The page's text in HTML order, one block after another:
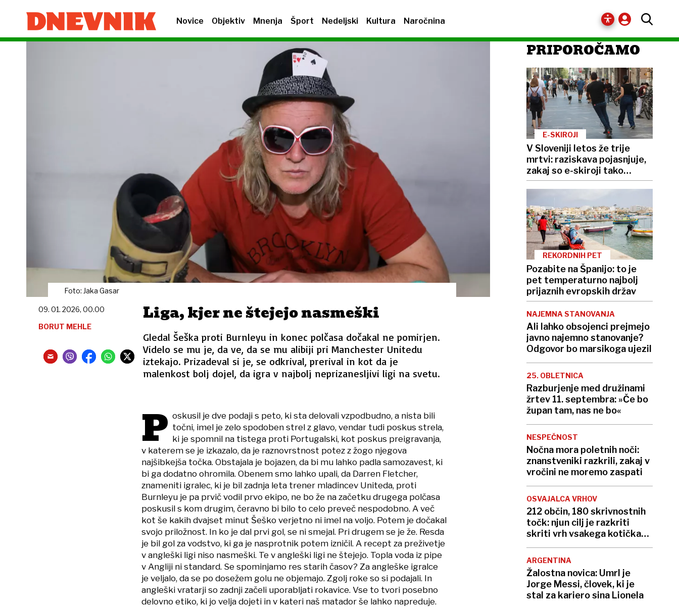
Novice Objektiv Mnenja Šport Nedeljski Kultura Naročnina
Foto: Jaka Gasar
Liga, kjer ne štejejo nasmeški
Gledal Šeška proti Burnleyu in konec polčasa dočakal ne pomirjen.
Videlo se mu je, da ve, da se mu alibiji pri Manchester Unitedu
iztekajo. Prizadeval si je, se odkrival, prerival in kot da je
malenkost bolj dojel, da igra v najbolj neprizanesljivi ligi na svetu.
09. 01. 2026, 00.00
BORUT MEHLE
P oskusil je dve podaji s peto, ki sta delovali vzpodbudno, a nista bili
točni, imel je zelo spodoben strel z glavo, vendar tudi poskus strela,
ki je spomnil na tistega proti Portugalski, kot poskus preigravanja,
v katerem se je izkazalo, da je raznovrstnost potez z žogo njegova
najšibkejša točka. Obstajala je bojazen, da bi mu lahko padla samozavest, ki
bi ga dodatno ohromila. Obenem smo lahko upali, da Darren Fletcher,
znameniti igralec, ki je bil zadnja leta trener mladincev Uniteda, proti
Burnleyu je pa prvič vodil prvo ekipo, ne bo že na začetku drugega polčasa
poskusil s kom drugim, čeravno bi bilo to celo preveč nespodobno. A več
kot še kakih dvajset minut Šeško verjetno ni imel na voljo. Potem je dočakal
svojo priložnost. In ko je dal prvi gol, se ni smejal. Pri drugem se je že. Resda
je bil gol za vodstvo, ki ga je nasprotnik potem izničil. A recept za preživetje
v angleški ligi niso nasmeški. Te v angleški ligi ne štejejo. Topla voda iz pipe
v Angliji ni standard. Se spominjamo res starih časov? Za angleške igralce
je veljalo, da se po dosežem golu ne objemajo. Zgolj roke so si podajali. In
angleški vratarji so zadnji začeli uporabljati rokavice. Vse to tvori posebno
delovno etiko, ki jo velja dojeti in v kateri naš matador še lahko napreduje.
PRIPOROČAMO
E-SKIROJI
V Sloveniji letos že trije
mrtvi: raziskava pojasnjuje,
zakaj so e-skiroji tako
nevarni
REKORDNIH PET
Pozabite na Španijo: to je
pet temperaturno najbolj
prijaznih evropskih držav
NAJEMNA STANOVANJA
Ali lahko obsojenci prejmejo
javno najemno stanovanje?
Odgovor bo marsikoga ujezil
25. OBLETNICA
Razburjenje med družinami
žrtev 11. septembra: »Če bo
župan tam, nas ne bo«
NESPEČNOST
Nočna mora poletnih noči:
znanstveniki razkrili, zakaj v
vročini ne moremo zaspati
OSVAJALCA VRHOV
212 občin, 180 skrivnostnih
točk: njun cilj je razkriti
skriti vrh vsakega kotička
Slovenije
ARGENTINA
Žalostna novica: Umrl je
Jorge Messi, človek, ki je
stal za kariero sina Lionela